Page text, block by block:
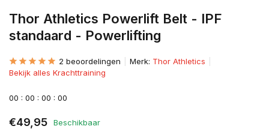
Thor Athletics Powerlift Belt - IPF
standaard - Powerlifting
2 beoordelingen Merk: Thor Athletics
Bekijk alles Krachttraining
00 : 00 : 00 : 00
€49,95 Beschikbaar